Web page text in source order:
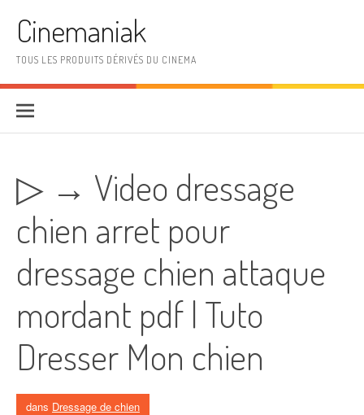
Cinemaniak
TOUS LES PRODUITS DÉRIVÉS DU CINEMA
▷ → Video dressage
chien arret pour
dressage chien attaque
mordant pdf | Tuto
Dresser Mon chien
dans Dressage de chien